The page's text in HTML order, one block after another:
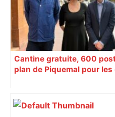
vers Montpellier, le
dans la nature –
Cantine gratuite, 600
plan de Piquemal pour les